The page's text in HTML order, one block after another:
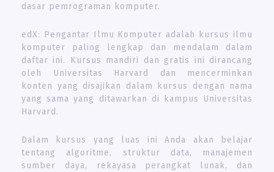
dasar pemrograman komputer.
edX: Pengantar Ilmu Komputer adalah kursus ilmu
komputer paling lengkap dan mendalam dalam
daftar ini. Kursus mandiri dan gratis ini dirancang
oleh Universitas Harvard dan mencerminkan
konten yang disajikan dalam kursus dengan nama
yang sama yang ditawarkan di kampus Universitas
Harvard.
Dalam kursus yang luas ini Anda akan belajar
tentang algoritme, struktur data, manajemen
sumber daya, rekayasa perangkat lunak, dan